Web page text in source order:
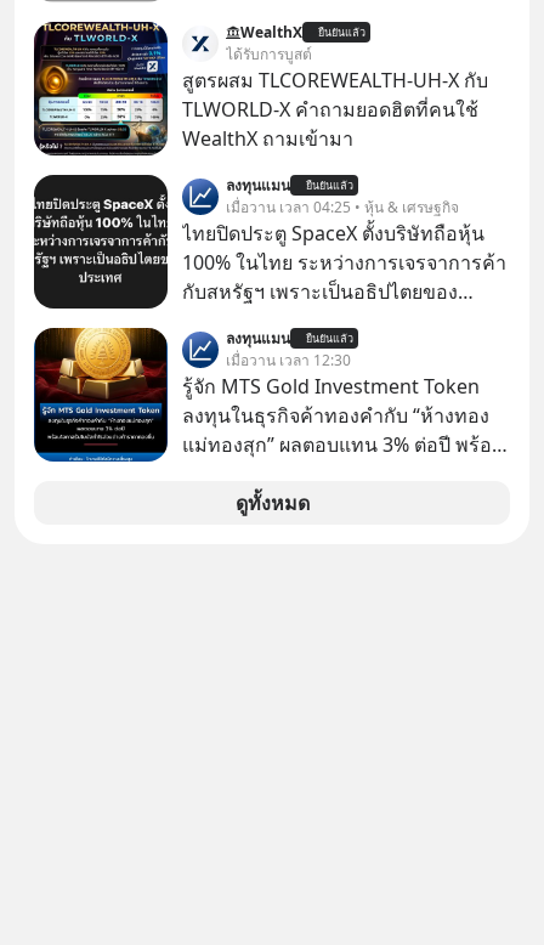
ราบคาบ จะถูกสกัดดาวรุ่งจนต้องเบรก
หัวทิ่มได้อย่างไร? นี่คือเรื่องจริงที่เพิ่ง
เกิดขึ้นในมาเลเซีย เมื่อรัฐบาลประกาศ
งัด “กฎเหล็ก” สั่งบล็อกการนำเข้ารถ EV
กำแพงราคานำเข้าขั้นต่ำสูงถึง 1.7 ล้าน
บาท! งานนี้ทำเอาค่ายยักษ์ใหญ่อย่าง
BYD ที่เคยกวาดเรียบยอดขายถึงกับ
สะดุดไปไม่เป็น แต่เบื้องหลังมาตรการ
สุดโต่งนี้ ไม่ใช่แค่การกีดกันทางการค้า
ธรรมดา แต่มันคือแผนอุ้มชูแบรนด์แห่ง
ชาติอย่าง Proton เพื่อรักษาตำแหน่ง
งานนับแสนชีวิตในประเทศ ค่ายรถจีน
จะแก้เกมหมากกระดานนี้อย่างไร? และ
ทำไมเรื่องนี้ถึงสั่นสะเทือนวงการยาน
เบื้องหลังสงคราม EV สุดเดือดนี้กัน
WealthX ยืนยันแล้ว
ได้รับการบูสต์
สูตรผสม TLCOREWEALTH-UH-X กับ
TLWORLD-X คำถามยอดฮิตที่คนใช้
WealthX ถามเข้ามา
ลงทุนแมน ยืนยันแล้ว
เมื่อวาน เวลา 04:25 • หุ้น & เศรษฐกิจ
ไทยปิดประตู SpaceX ตั้งบริษัทถือหุ้น
100% ในไทย ระหว่างการเจรจาการค้า
กับสหรัฐฯ เพราะเป็นอธิปไตยของ
ประกาศจุดยืนชัดเจนว่า จะไม่อนุญาต
ให้บริษัทสหรัฐฯ ตั้งบริษัทโทรคมนาคม
ดาวเทียมที่ถือหุ้น 100% โดยชาวต่าง
ชาติ ในระหว่างการเจรจาการค้ากับ
รัฐบาลสหรัฐ โดยให้เหตุผลว่าเป็น
ประเด็นด้านอธิปไตยของประเทศ
ลงทุนแมน ยืนยันแล้ว
เมื่อวาน เวลา 12:30
รู้จัก MTS Gold Investment Token
ลงทุนในธุรกิจค้าทองคำกับ “ห้างทอง
แม่ทองสุก” ผลตอบแทน 3% ต่อปี พร้อม
ทองขึ้น / ลงทุนแมนจะเล่าให้ฟัง x MTS
ดูทั้งหมด